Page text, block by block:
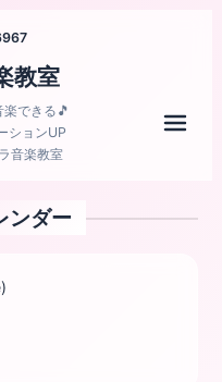
教室
できる🎵
ションUP
音楽教室
ンダー